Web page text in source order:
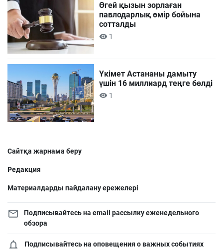
Өгей қызын зорлаған
павлодарлық өмір бойына
сотталды
1
Үкімет Астананы дамыту
үшін 16 миллиард теңге бөлді
1
Сайтқа жарнама беру
Редакция
Материалдарды пайдалану ережелері
Подписывайтесь на email рассылку еженедельного
обзора
Подписывайтесь на оповещения о важных событиях